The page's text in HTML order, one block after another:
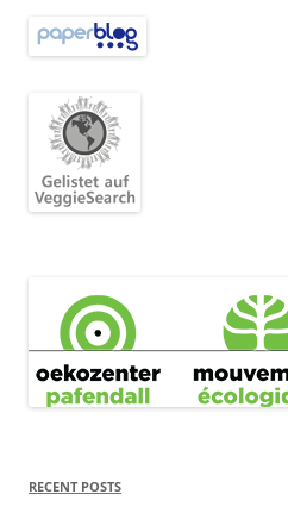
RECENT POSTS